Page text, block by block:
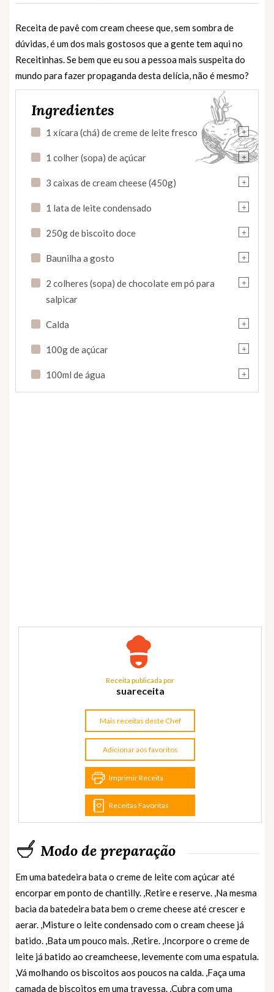
Receita de pavê com cream cheese que, sem sombra de
dúvidas, é um dos mais gostosos que a gente tem aqui no
Receitinhas. Se bem que eu sou a pessoa mais suspeita do
mundo para fazer propaganda desta delícia, não é mesmo?
Ingredientes
+
1 xícara (chá) de creme de leite fresco
+
1 colher (sopa) de açúcar
+
3 caixas de cream cheese (450g)
+
1 lata de leite condensado
+
250g de biscoito doce
+
Baunilha a gosto
+
2 colheres (sopa) de chocolate em pó para
salpicar
+
Calda
+
100g de açúcar
+
100ml de água
Receita publicada por
suareceita
Mais receitas deste Chef
Adicionar aos favoritos
Imprimir Receita
Receitas Favoritas
Modo de preparação
Em uma batedeira bata o creme de leite com açúcar até
encorpar em ponto de chantilly. ,Retire e reserve. ,Na mesma
bacia da batedeira bata bem o creme cheese até crescer e
aerar. ,Misture o leite condensado com o cream cheese já
batido. ,Bata um pouco mais. ,Retire. ,Incorpore o creme de
leite já batido ao creamcheese, levemente com uma espatula.
,Vá molhando os biscoitos aos poucos na calda. ,Faça uma
camada de biscoitos em uma travessa. ,Cubra com uma